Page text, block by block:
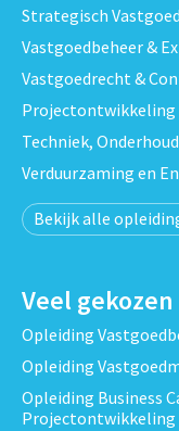
Strategisch
Vastgoedbeheer &
Vastgoedrecht &
Projectontwikkeling
Techniek,
Verduurzaming en
Bekijk alle
Veel
Opleiding
Opleiding
Opleiding Business
Projectontwikkeling